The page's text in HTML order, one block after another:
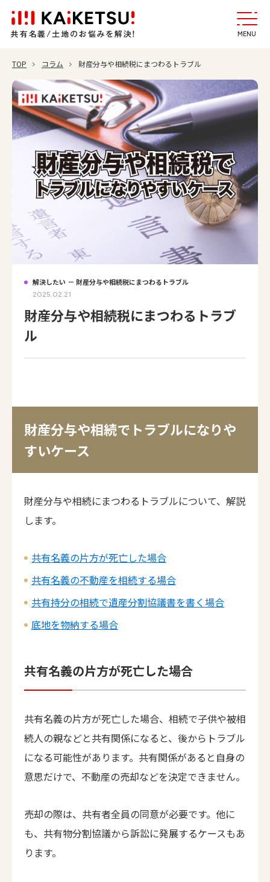
MENU
TOP コラム 財産分与や相続税にまつわるトラブル
解決したい － 財産分与や相続税にまつわるトラブル
2025.02.21
財産分与や相続税にまつわるトラブ
ル
財産分与や相続でトラブルになりや
すいケース
財産分与や相続にまつわるトラブルについて、解説
します。
共有名義の片方が死亡した場合
共有名義の不動産を相続する場合
共有持分の相続で遺産分割協議書を書く場合
底地を物納する場合
共有名義の片方が死亡した場合
共有名義の片方が死亡した場合、相続で子供や被相
続人の親などと共有関係になると、後からトラブル
になる可能性があります。共有関係があると自身の
意思だけで、不動産の売却などを決定できません。
売却の際は、共有者全員の同意が必要です。他に
も、共有物分割協議から訴訟に発展するケースもあ
ります。